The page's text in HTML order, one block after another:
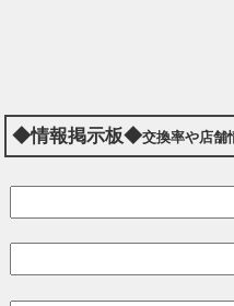
◆情報掲示板◆交換率や店舗